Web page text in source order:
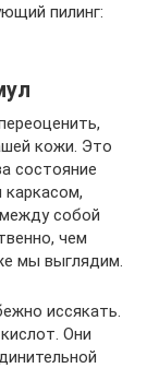
пилинг:
кожи. Это
состояние
каркасом,
собой
чем
мы выглядим.
иссякать.
Они